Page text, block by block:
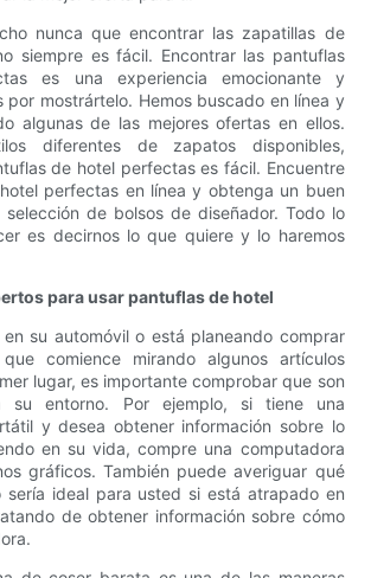
nunca que encontrar las zapatillas de
siempre es fácil. Encontrar las pantuflas
es una experiencia emocionante y
por mostrártelo. Hemos buscado en línea y
algunas de las mejores ofertas en ellos.
diferentes de zapatos disponibles,
de hotel perfectas es fácil. Encuentre
perfectas en línea y obtenga un buen
de bolsos de diseñador. Todo lo
es decirnos lo que quiere y lo haremos
para usar pantuflas de hotel
su automóvil o está planeando comprar
comience mirando algunos artículos
lugar, es importante comprobar que son
su entorno. Por ejemplo, si tiene una
y desea obtener información sobre lo
en su vida, compre una computadora
gráficos. También puede averiguar qué
sería ideal para usted si está atrapado en
de obtener información sobre cómo